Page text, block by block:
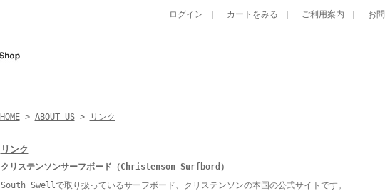
ログイン カートをみる ご利用案内 お
HOME> ABOUT US> リンク
リンク
クリステンソンサーフボード（Christenson Surfbord）
South Swellで取り扱っているサーフボード、クリステンソンの本国の公式サイトです。